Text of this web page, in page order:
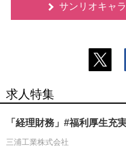
サンリオキャ
求人特集
「経理財務」#福利厚生充
三浦工業株式会社